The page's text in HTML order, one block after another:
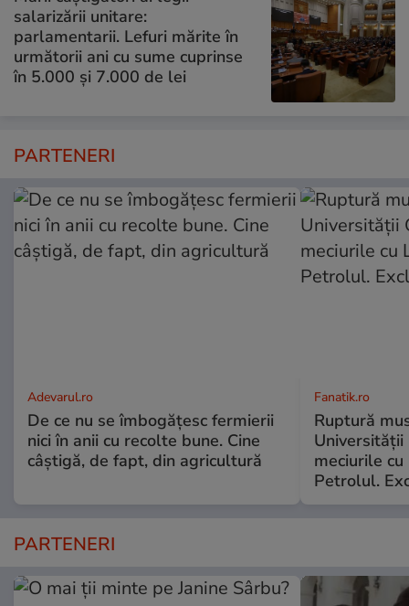
salarizării unitare:
parlamentarii. Lefuri mărite în
următorii ani cu sume cuprinse
în 5.000 și 7.000 de lei
PARTENERI
Adevarul.ro
De ce nu se îmbogățesc fermierii
nici în anii cu recolte bune. Cine
câștigă, de fapt, din agricultură
Fanatik.ro
Ruptură
Universității
meciurile cu
Petrolul.
PARTENERI